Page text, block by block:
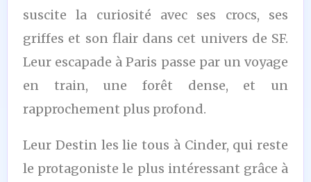
suscite la curiosité avec ses crocs, ses
griffes et son flair dans cet univers de SF.
Leur escapade à Paris passe par un voyage
en train, une forêt dense, et un
rapprochement plus profond.
Leur Destin les lie tous à Cinder, qui reste
le protagoniste le plus intéressant grâce à